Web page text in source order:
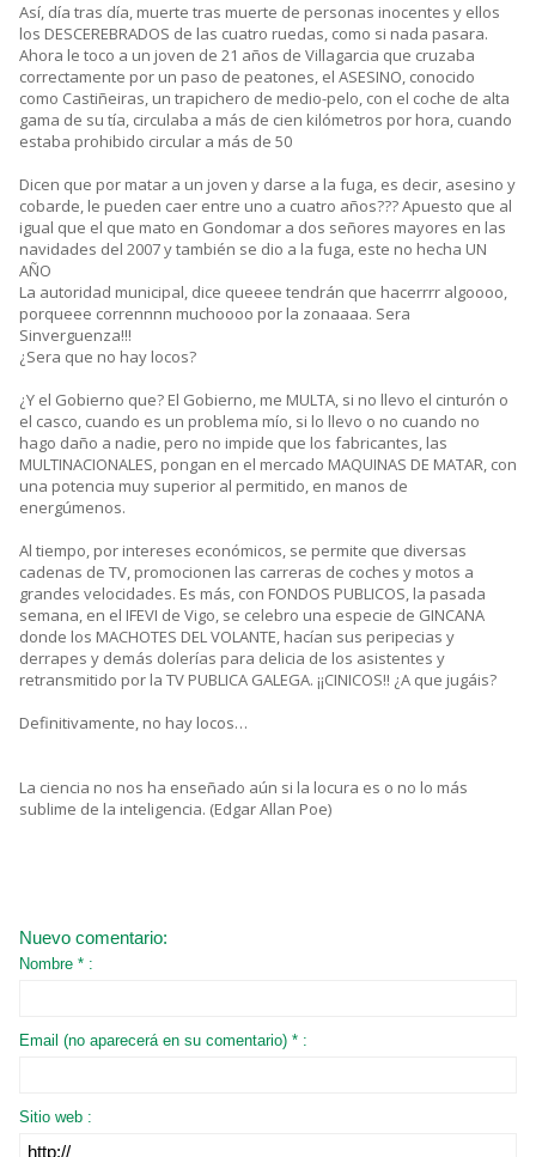
Así, día tras día, muerte tras muerte de personas inocentes y ellos
los DESCEREBRADOS de las cuatro ruedas, como si nada pasara.
Ahora le toco a un joven de 21 años de Villagarcia que cruzaba
correctamente por un paso de peatones, el ASESINO, conocido
como Castiñeiras, un trapichero de medio-pelo, con el coche de alta
gama de su tía, circulaba a más de cien kilómetros por hora, cuando
estaba prohibido circular a más de 50
Dicen que por matar a un joven y darse a la fuga, es decir, asesino y
cobarde, le pueden caer entre uno a cuatro años??? Apuesto que al
igual que el que mato en Gondomar a dos señores mayores en las
navidades del 2007 y también se dio a la fuga, este no hecha UN
AÑO
La autoridad municipal, dice queeee tendrán que hacerrrr algoooo,
porqueee corrennnn muchoooo por la zonaaaa. Sera
Sinverguenza!!!
¿Sera que no hay locos?
¿Y el Gobierno que? El Gobierno, me MULTA, si no llevo el cinturón o
el casco, cuando es un problema mío, si lo llevo o no cuando no
hago daño a nadie, pero no impide que los fabricantes, las
MULTINACIONALES, pongan en el mercado MAQUINAS DE MATAR, con
una potencia muy superior al permitido, en manos de
energúmenos.
Al tiempo, por intereses económicos, se permite que diversas
cadenas de TV, promocionen las carreras de coches y motos a
grandes velocidades. Es más, con FONDOS PUBLICOS, la pasada
semana, en el IFEVI de Vigo, se celebro una especie de GINCANA
donde los MACHOTES DEL VOLANTE, hacían sus peripecias y
derrapes y demás dolerías para delicia de los asistentes y
retransmitido por la TV PUBLICA GALEGA. ¡¡CINICOS!! ¿A que jugáis?
Definitivamente, no hay locos…
La ciencia no nos ha enseñado aún si la locura es o no lo más
sublime de la inteligencia. (Edgar Allan Poe)
Nuevo comentario:
Nombre * :
Email (no aparecerá en su comentario) * :
Sitio web :